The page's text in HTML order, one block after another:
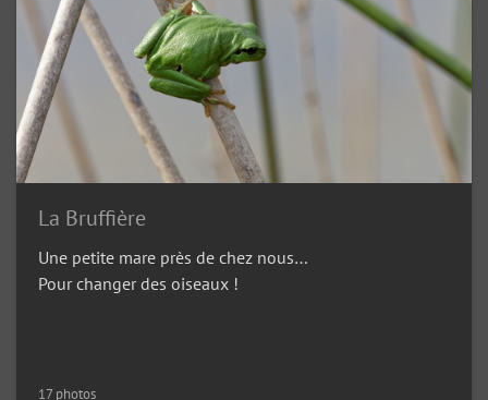
La Bruffière
Une petite mare près de chez nous…
Pour changer des oiseaux !
17 photos